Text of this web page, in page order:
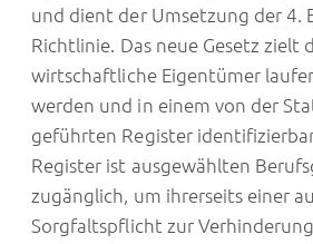
und dient der Umsetzung der 4.
Richtlinie. Das neue Gesetz zielt
wirtschaftliche Eigentümer
werden und in einem von der
geführten Register
Register ist ausgewählten
zugänglich, um ihrerseits einer
Sorgfaltspflicht zur